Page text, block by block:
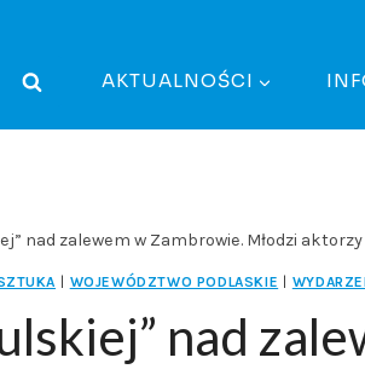
AKTUALNOŚCI
nad zalewem w Zambrowie. Młodzi
WOJEWÓDZTWO PODLASKIE
nad